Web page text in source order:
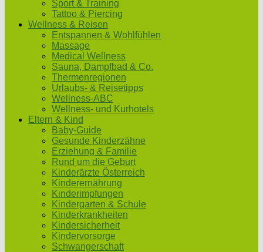
Sport & Training
Tattoo & Piercing
Wellness & Reisen
Entspannen & Wohlfühlen
Massage
Medical Wellness
Sauna, Dampfbad & Co.
Thermenregionen
Urlaubs- & Reisetipps
Wellness-ABC
Wellness- und Kurhotels
Eltern & Kind
Baby-Guide
Gesunde Kinderzähne
Erziehung & Familie
Rund um die Geburt
Kinderärzte Österreich
Kinderernährung
Kinderimpfungen
Kindergarten & Schule
Kinderkrankheiten
Kindersicherheit
Kindervorsorge
Schwangerschaft